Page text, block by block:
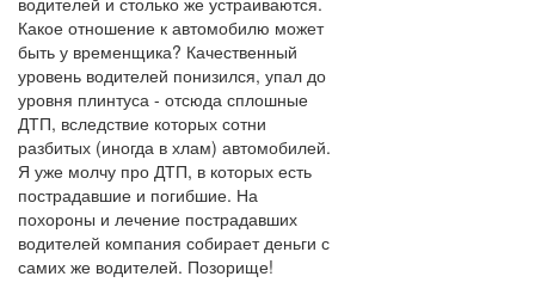
Какое отношение к автомобилю может
быть у временщика? Качественный
уровень водителей понизился, упал до
уровня плинтуса - отсюда сплошные
ДТП, вследствие которых сотни
разбитых (иногда в хлам) автомобилей.
Я уже молчу про ДТП, в которых есть
пострадавшие и погибшие. На
похороны и лечение пострадавших
водителей компания собирает деньги с
самих же водителей. Позорище!